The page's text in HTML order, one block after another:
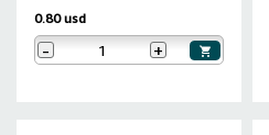
0.80 usd
- +